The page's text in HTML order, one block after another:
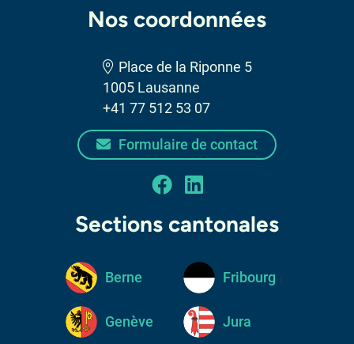
Nos coordonnées
Place de la Riponne 5
1005 Lausanne
+41 77 512 53 07
Formulaire de contact
facebook
linkedin
Sections cantonales
Berne Fribourg
Genève Jura